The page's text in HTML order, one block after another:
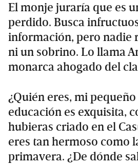
El monje juraría que es
perdido. Busca
información, pero nadie
ni un sobrino. Lo llama
monarca ahogado del
¿Quién eres, mi
educación es exquisita,
hubieras criado en el
eres tan hermoso como
primavera. ¿De dónde